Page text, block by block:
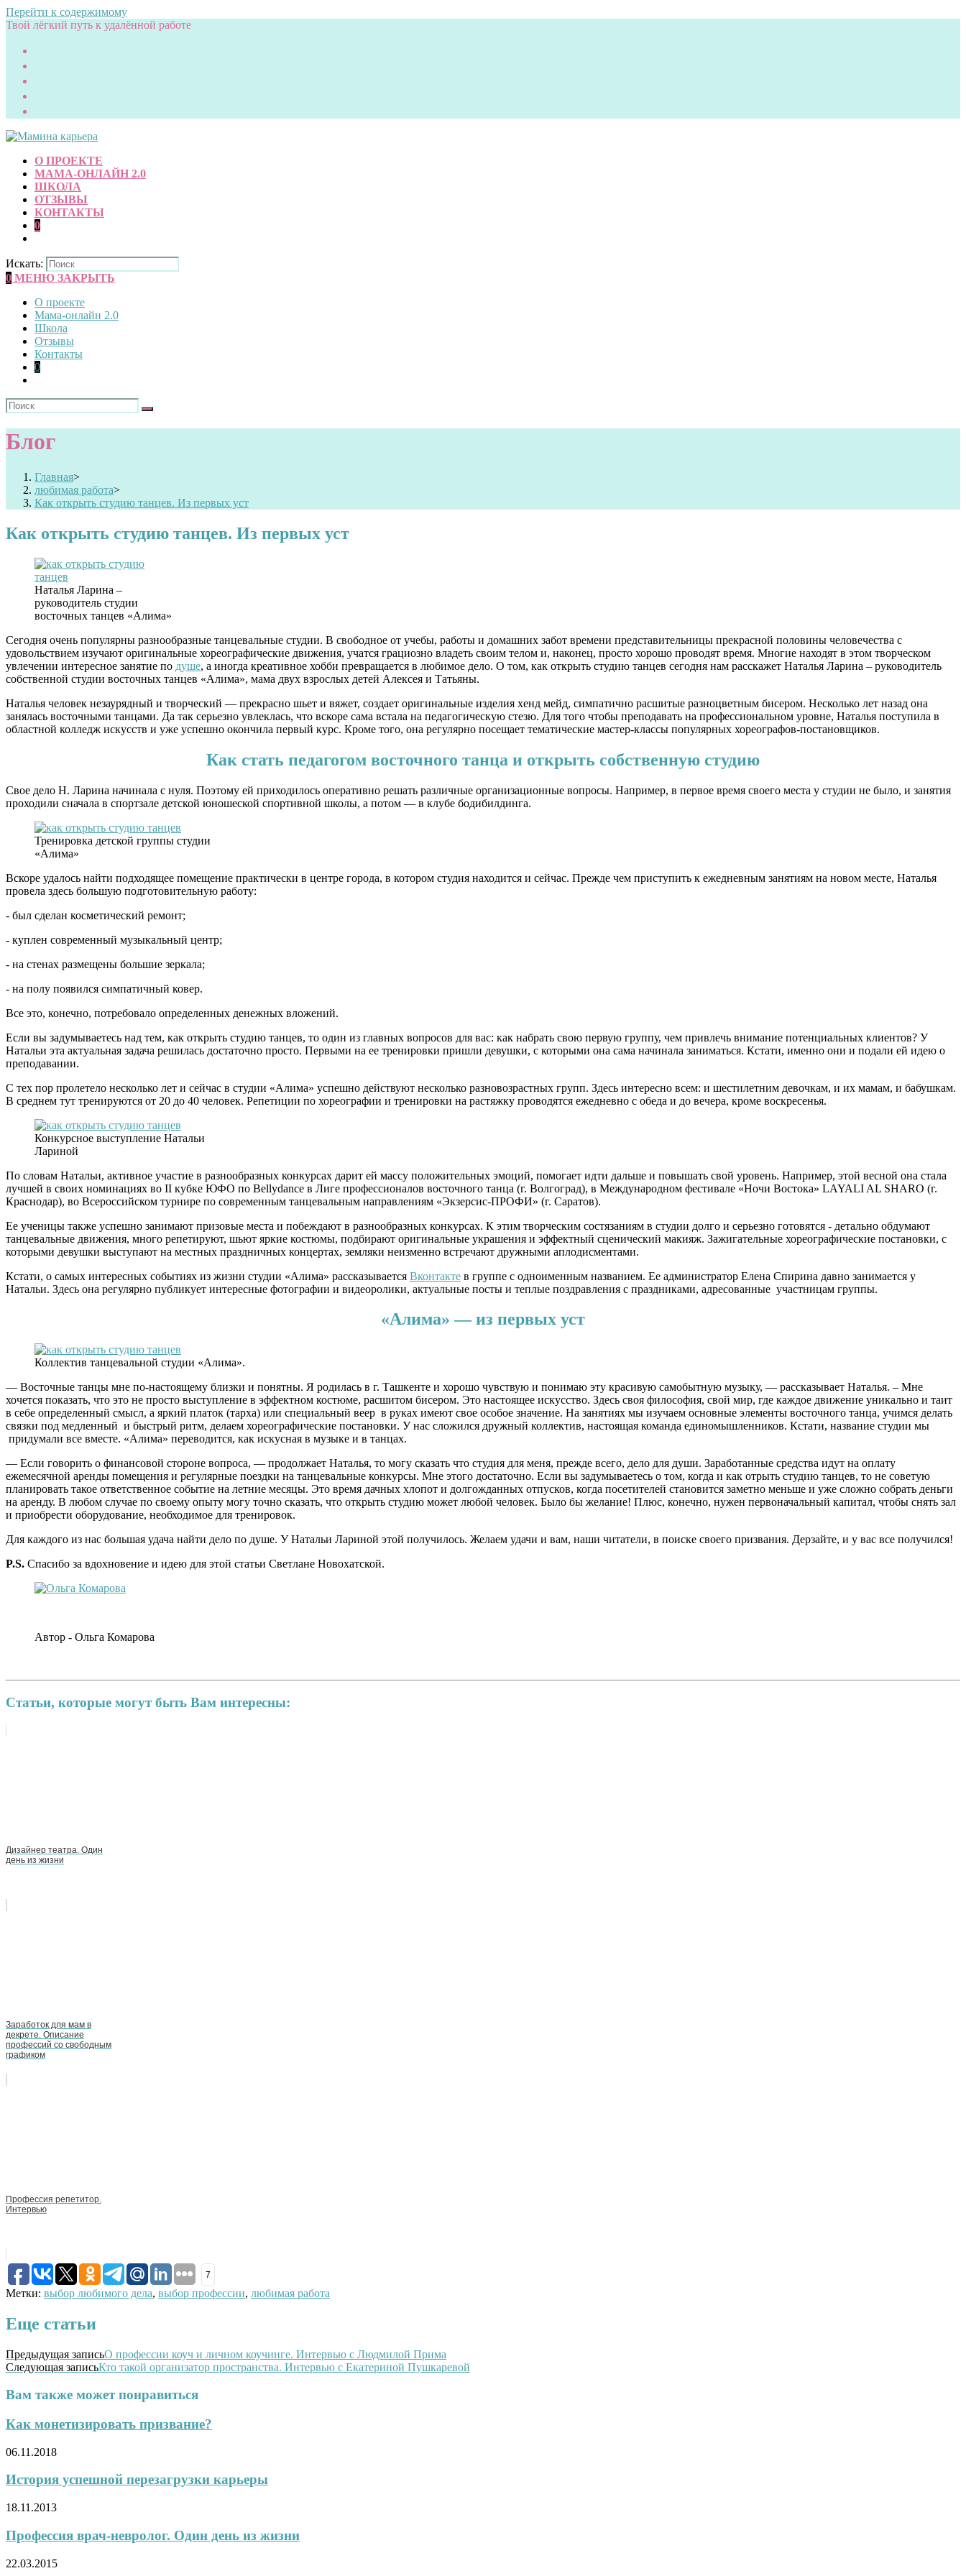
Перейти к содержимому
Твой лёгкий путь к удалённой работе
О ПРОЕКТЕ
МАМА-ОНЛАЙН 2.0
ШКОЛА
ОТЗЫВЫ
КОНТАКТЫ
0
Искать:
0 МЕНЮ ЗАКРЫТЬ
О проекте
Мама-онлайн 2.0
Школа
Отзывы
Контакты
0
Блог
Главная>
любимая работа>
Как открыть студию танцев. Из первых уст
Как открыть студию танцев. Из первых уст
Наталья Ларина –
руководитель студии
восточных танцев «Алима»
Сегодня очень популярны разнообразные танцевальные студии. В свободное от учебы, работы и домашних забот времени представительницы прекрасной половины человечества с
удовольствием изучают оригинальные хореографические движения, учатся грациозно владеть своим телом и, наконец, просто хорошо проводят время. Многие находят в этом творческом
увлечении интересное занятие по душе, а иногда креативное хобби превращается в любимое дело. О том, как открыть студию танцев сегодня нам расскажет Наталья Ларина – руководитель
собственной студии восточных танцев «Алима», мама двух взрослых детей Алексея и Татьяны.
Наталья человек незаурядный и творческий — прекрасно шьет и вяжет, создает оригинальные изделия хенд мейд, симпатично расшитые разноцветным бисером. Несколько лет назад она
занялась восточными танцами. Да так серьезно увлеклась, что вскоре сама встала на педагогическую стезю. Для того чтобы преподавать на профессиональном уровне, Наталья поступила в
областной колледж искусств и уже успешно окончила первый курс. Кроме того, она регулярно посещает тематические мастер-классы популярных хореографов-постановщиков.
Как стать педагогом восточного танца и открыть собственную студию
Свое дело Н. Ларина начинала с нуля. Поэтому ей приходилось оперативно решать различные организационные вопросы. Например, в первое время своего места у студии не было, и занятия
проходили сначала в спортзале детской юношеской спортивной школы, а потом — в клубе бодибилдинга.
Тренировка детской группы студии
«Алима»
Вскоре удалось найти подходящее помещение практически в центре города, в котором студия находится и сейчас. Прежде чем приступить к ежедневным занятиям на новом месте, Наталья
провела здесь большую подготовительную работу:
- был сделан косметический ремонт;
- куплен современный музыкальный центр;
- на стенах размещены большие зеркала;
- на полу появился симпатичный ковер.
Все это, конечно, потребовало определенных денежных вложений.
Если вы задумываетесь над тем, как открыть студию танцев, то один из главных вопросов для вас: как набрать свою первую группу, чем привлечь внимание потенциальных клиентов? У
Натальи эта актуальная задача решилась достаточно просто. Первыми на ее тренировки пришли девушки, с которыми она сама начинала заниматься. Кстати, именно они и подали ей идею о
преподавании.
С тех пор пролетело несколько лет и сейчас в студии «Алима» успешно действуют несколько разновозрастных групп. Здесь интересно всем: и шестилетним девочкам, и их мамам, и бабушкам.
В среднем тут тренируются от 20 до 40 человек. Репетиции по хореографии и тренировки на растяжку проводятся ежедневно с обеда и до вечера, кроме воскресенья.
Конкурсное выступление Натальи
Лариной
По словам Натальи, активное участие в разнообразных конкурсах дарит ей массу положительных эмоций, помогает идти дальше и повышать свой уровень. Например, этой весной она стала
лучшей в своих номинациях во II кубке ЮФО по Bellydance в Лиге профессионалов восточного танца (г. Волгоград), в Международном фестивале «Ночи Востока» LAYALI AL SHARO (г.
Краснодар), во Всероссийском турнире по современным танцевальным направлениям «Экзерсис-ПРОФИ» (г. Саратов).
Ее ученицы также успешно занимают призовые места и побеждают в разнообразных конкурсах. К этим творческим состязаниям в студии долго и серьезно готовятся - детально обдумают
танцевальные движения, много репетируют, шьют яркие костюмы, подбирают оригинальные украшения и эффектный сценический макияж. Зажигательные хореографические постановки, с
которыми девушки выступают на местных праздничных концертах, земляки неизменно встречают дружными аплодисментами.
Кстати, о самых интересных событиях из жизни студии «Алима» рассказывается Вконтакте в группе с одноименным названием. Ее администратор Елена Спирина давно занимается у
Натальи. Здесь она регулярно публикует интересные фотографии и видеоролики, актуальные посты и теплые поздравления с праздниками, адресованные участницам группы.
«Алима» — из первых уст
Коллектив танцевальной студии «Алима».
— Восточные танцы мне по-настоящему близки и понятны. Я родилась в г. Ташкенте и хорошо чувствую и понимаю эту красивую самобытную музыку, — рассказывает Наталья. – Мне
хочется показать, что это не просто выступление в эффектном костюме, расшитом бисером. Это настоящее искусство. Здесь своя философия, свой мир, где каждое движение уникально и таит
в себе определенный смысл, а яркий платок (тарха) или специальный веер в руках имеют свое особое значение. На занятиях мы изучаем основные элементы восточного танца, учимся делать
связки под медленный и быстрый ритм, делаем хореографические постановки. У нас сложился дружный коллектив, настоящая команда единомышленников. Кстати, название студии мы
придумали все вместе. «Алима» переводится, как искусная в музыке и в танцах.
— Если говорить о финансовой стороне вопроса, — продолжает Наталья, то могу сказать что студия для меня, прежде всего, дело для души. Заработанные средства идут на оплату
ежемесячной аренды помещения и регулярные поездки на танцевальные конкурсы. Мне этого достаточно. Если вы задумываетесь о том, когда и как отрыть студию танцев, то не советую
планировать такое ответственное событие на летние месяцы. Это время дачных хлопот и долгожданных отпусков, когда посетителей становится заметно меньше и уже сложно собрать деньги
на аренду. В любом случае по своему опыту могу точно сказать, что открыть студию может любой человек. Было бы желание! Плюс, конечно, нужен первоначальный капитал, чтобы снять зал
и приобрести оборудование, необходимое для тренировок.
Для каждого из нас большая удача найти дело по душе. У Натальи Лариной этой получилось. Желаем удачи и вам, наши читатели, в поиске своего призвания. Дерзайте, и у вас все получился!
P.S. Спасибо за вдохновение и идею для этой статьи Светлане Новохатской.
Автор - Ольга Комарова
Статьи, которые могут быть Вам интересны:
Дизайнер театра. Один
день из жизни
Заработок для мам в
декрете. Описание
профессий со свободным
графиком
Профессия репетитор.
Интервью
7
Метки: выбор любимого дела, выбор профессии, любимая работа
Еще статьи
Предыдущая записьО профессии коуч и личном коучинге. Интервью с Людмилой Прима
Следующая записьКто такой организатор пространства. Интервью с Екатериной Пушкаревой
Вам также может понравиться
Как монетизировать призвание?
06.11.2018
История успешной перезагрузки карьеры
18.11.2013
Профессия врач-невролог. Один день из жизни
22.03.2015